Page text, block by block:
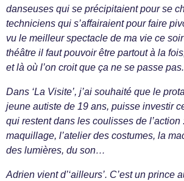
danseuses qui se précipitaient pour se
techniciens qui s’affairaient pour faire
vu le meilleur spectacle de ma vie ce
théâtre il faut pouvoir être partout à la
et là où l’on croit que ça ne se passe pas.
Dans ‘La Visite’, j’ai souhaité que le
jeune autiste de 19 ans, puisse investir
qui restent dans les coulisses de l’action
maquillage, l’atelier des costumes, la
des lumières, du son…
Adrien vient d’‘ailleurs’. C’est un prince